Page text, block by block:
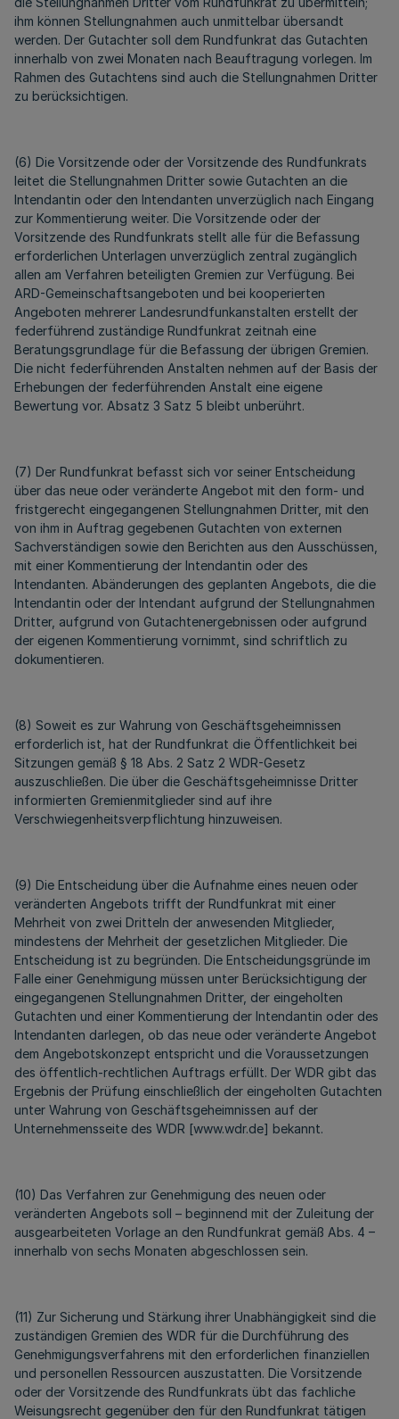
ihm können Stellungnahmen auch unmittelbar übersandt
werden. Der Gutachter soll dem Rundfunkrat das Gutachten
innerhalb von zwei Monaten nach Beauftragung vorlegen. Im
Rahmen des Gutachtens sind auch die Stellungnahmen Dritter
zu berücksichtigen.
(6) Die Vorsitzende oder der Vorsitzende des Rundfunkrats
leitet die Stellungnahmen Dritter sowie Gutachten an die
Intendantin oder den Intendanten unverzüglich nach Eingang
zur Kommentierung weiter. Die Vorsitzende oder der
Vorsitzende des Rundfunkrats stellt alle für die Befassung
erforderlichen Unterlagen unverzüglich zentral zugänglich
allen am Verfahren beteiligten Gremien zur Verfügung. Bei
ARD-Gemeinschaftsangeboten und bei kooperierten
Angeboten mehrerer Landesrundfunkanstalten erstellt der
federführend zuständige Rundfunkrat zeitnah eine
Beratungsgrundlage für die Befassung der übrigen Gremien.
Die nicht federführenden Anstalten nehmen auf der Basis der
Erhebungen der federführenden Anstalt eine eigene
Bewertung vor. Absatz 3 Satz 5 bleibt unberührt.
(7) Der Rundfunkrat befasst sich vor seiner Entscheidung
über das neue oder veränderte Angebot mit den form- und
fristgerecht eingegangenen Stellungnahmen Dritter, mit den
von ihm in Auftrag gegebenen Gutachten von externen
Sachverständigen sowie den Berichten aus den Ausschüssen,
mit einer Kommentierung der Intendantin oder des
Intendanten. Abänderungen des geplanten Angebots, die die
Intendantin oder der Intendant aufgrund der Stellungnahmen
Dritter, aufgrund von Gutachtenergebnissen oder aufgrund
der eigenen Kommentierung vornimmt, sind schriftlich zu
dokumentieren.
(8) Soweit es zur Wahrung von Geschäftsgeheimnissen
erforderlich ist, hat der Rundfunkrat die Öffentlichkeit bei
Sitzungen gemäß § 18 Abs. 2 Satz 2 WDR-Gesetz
auszuschließen. Die über die Geschäftsgeheimnisse Dritter
informierten Gremienmitglieder sind auf ihre
Verschwiegenheitsverpflichtung hinzuweisen.
(9) Die Entscheidung über die Aufnahme eines neuen oder
veränderten Angebots trifft der Rundfunkrat mit einer
Mehrheit von zwei Dritteln der anwesenden Mitglieder,
mindestens der Mehrheit der gesetzlichen Mitglieder. Die
Entscheidung ist zu begründen. Die Entscheidungsgründe im
Falle einer Genehmigung müssen unter Berücksichtigung der
eingegangenen Stellungnahmen Dritter, der eingeholten
Gutachten und einer Kommentierung der Intendantin oder des
Intendanten darlegen, ob das neue oder veränderte Angebot
dem Angebotskonzept entspricht und die Voraussetzungen
des öffentlich-rechtlichen Auftrags erfüllt. Der WDR gibt das
Ergebnis der Prüfung einschließlich der eingeholten Gutachten
unter Wahrung von Geschäftsgeheimnissen auf der
Unternehmensseite des WDR [www.wdr.de] bekannt.
(10) Das Verfahren zur Genehmigung des neuen oder
veränderten Angebots soll – beginnend mit der Zuleitung der
ausgearbeiteten Vorlage an den Rundfunkrat gemäß Abs. 4 –
innerhalb von sechs Monaten abgeschlossen sein.
(11) Zur Sicherung und Stärkung ihrer Unabhängigkeit sind die
zuständigen Gremien des WDR für die Durchführung des
Genehmigungsverfahrens mit den erforderlichen finanziellen
und personellen Ressourcen auszustatten. Die Vorsitzende
oder der Vorsitzende des Rundfunkrats übt das fachliche
Weisungsrecht gegenüber den für den Rundfunkrat tätigen